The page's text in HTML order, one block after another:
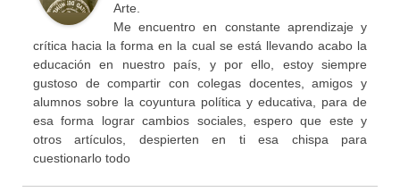
Arte.
Me encuentro en constante aprendizaje y
crítica hacia la forma en la cual se está llevando acabo la
educación en nuestro país, y por ello, estoy siempre
gustoso de compartir con colegas docentes, amigos y
alumnos sobre la coyuntura política y educativa, para de
esa forma lograr cambios sociales, espero que este y
otros artículos, despierten en ti esa chispa para
cuestionarlo todo